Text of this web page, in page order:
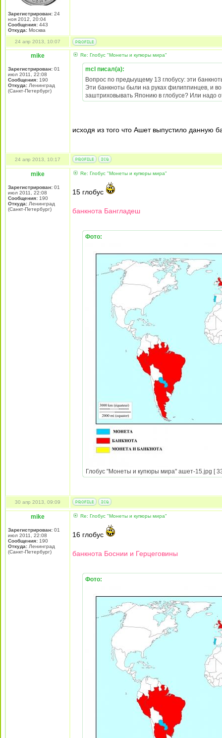
Зарегистрирован: 24
ноя 2012, 20:04
Сообщения: 443
Откуда: Москва
24 апр 2013, 10:07
mike
Зарегистрирован: 01
июл 2011, 22:08
Сообщения: 190
Откуда: Ленинград
(Санкт-Петербург)
Re: Глобус "Монеты и купюры мира"
mcl писал(а):
Вопрос по предыущему 13 глобусу: эти
Эти банкноты были на руках филиппинцев, и
заштриховывать Японию в глобусе? Или надо
исходя из того что Ашет выпустило данную
24 апр 2013, 10:17
mike
Зарегистрирован: 01
июл 2011, 22:08
Сообщения: 190
Откуда: Ленинград
(Санкт-Петербург)
Re: Глобус "Монеты и купюры мира"
15 глобус
банкнота Бангладеш
Фото:
Глобус "Монеты и купюры мира" ашет-15.jpg [
30 апр 2013, 09:09
mike
Зарегистрирован: 01
июл 2011, 22:08
Сообщения: 190
Откуда: Ленинград
(Санкт-Петербург)
Re: Глобус "Монеты и купюры мира"
16 глобус
банкнота Боснии и Герцеговины
Фото: